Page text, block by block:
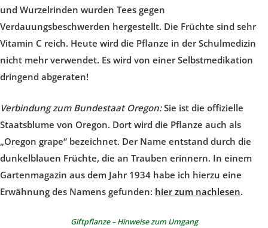
und Wurzelrinden wurden Tees gegen
Verdauungsbeschwerden hergestellt. Die Früchte sind sehr
Vitamin C reich. Heute wird die Pflanze in der Schulmedizin
nicht mehr verwendet. Es wird von einer Selbstmedikation
dringend abgeraten!
Verbindung zum Bundestaat Oregon:Sie ist die offizielle
Staatsblume von Oregon. Dort wird die Pflanze auch als
„Oregon grape“ bezeichnet. Der Name entstand durch die
dunkelblauen Früchte, die an Trauben erinnern. In einem
Gartenmagazin aus dem Jahr 1934 habe ich hierzu eine
Erwähnung des Namens gefunden: hier zum nachlesen.
Giftpflanze – Hinweise zum Umgang